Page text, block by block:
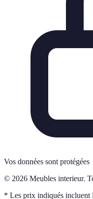
Vos données sont protégées
© 2026 Meubles interieur.
* Les prix indiqués incluent